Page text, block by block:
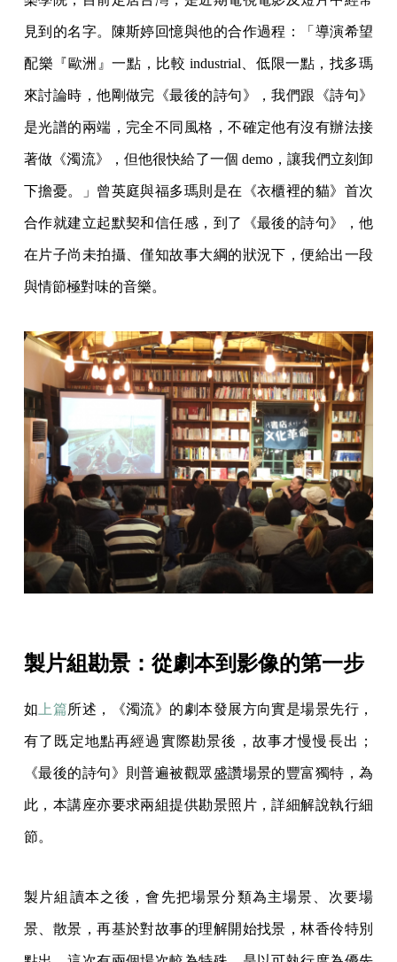
見到的名字。陳斯婷回憶與他的合作過程：「導演希望
配樂『歐洲』一點，比較 industrial、低限一點，找多瑪
來討論時，他剛做完《最後的詩句》，我們跟《詩句》
是光譜的兩端，完全不同風格，不確定他有沒有辦法接
著做《濁流》，但他很快給了一個 demo，讓我們立刻卸
下擔憂。」曾英庭與福多瑪則是在《衣櫃裡的貓》首次
合作就建立起默契和信任感，到了《最後的詩句》，他
在片子尚未拍攝、僅知故事大綱的狀況下，便給出一段
與情節極對味的音樂。
製片組勘景：從劇本到影像的第一步
如 上篇所述，《濁流》的劇本發展方向實是場景先行，
有了既定地點再經過實際勘景後，故事才慢慢長出；
《最後的詩句》則普遍被觀眾盛讚場景的豐富獨特，為
此，本講座亦要求兩組提供勘景照片，詳細解說執行細
節。
製片組讀本之後，會先把場景分類為主場景、次要場
景、散景，再基於對故事的理解開始找景，林香伶特別